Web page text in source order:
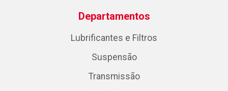
Departamentos
Lubrificantes e Filtros
Suspensão
Transmissão